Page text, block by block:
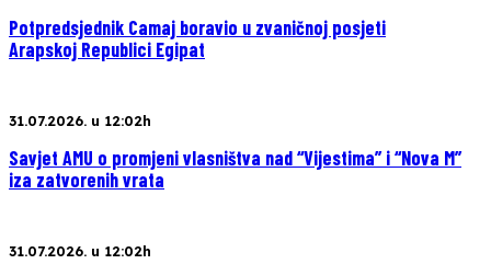
Potpredsjednik Camaj boravio u zvaničnoj posjeti
Arapskoj Republici Egipat
31.07.2026. u 12:02h
Savjet AMU o promjeni vlasništva nad “Vijestima” i “Nova M”
iza zatvorenih vrata
31.07.2026. u 12:02h